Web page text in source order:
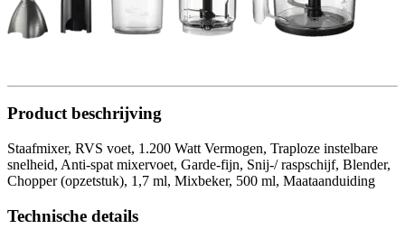
Product beschrijving
Staafmixer, RVS voet, 1.200 Watt Vermogen, Traploze instelbare
snelheid, Anti-spat mixervoet, Garde-fijn, Snij-/ raspschijf, Blender,
Chopper (opzetstuk), 1,7 ml, Mixbeker, 500 ml, Maataanduiding
Technische details